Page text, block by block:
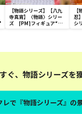
【物語シリーズ】【八九
寺真宵】〈物語〉シリー
ズ [PM]フィギュア“八
忍
シ
ぐ、物語シリーズを
レで『物語シリーズ』の